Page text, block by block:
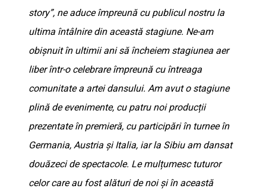
story”, ne aduce împreună cu publicul nostru la
ultima întâlnire din această stagiune. Ne-am
obișnuit în ultimii ani să încheiem stagiunea aer
liber într-o celebrare împreună cu întreaga
comunitate a artei dansului. Am avut o stagiune
plină de evenimente, cu patru noi producții
prezentate în premieră, cu participări în turnee în
Germania, Austria și Italia, iar la Sibiu am dansat
douăzeci de spectacole. Le mulțumesc tuturor
celor care au fost alături de noi și în această